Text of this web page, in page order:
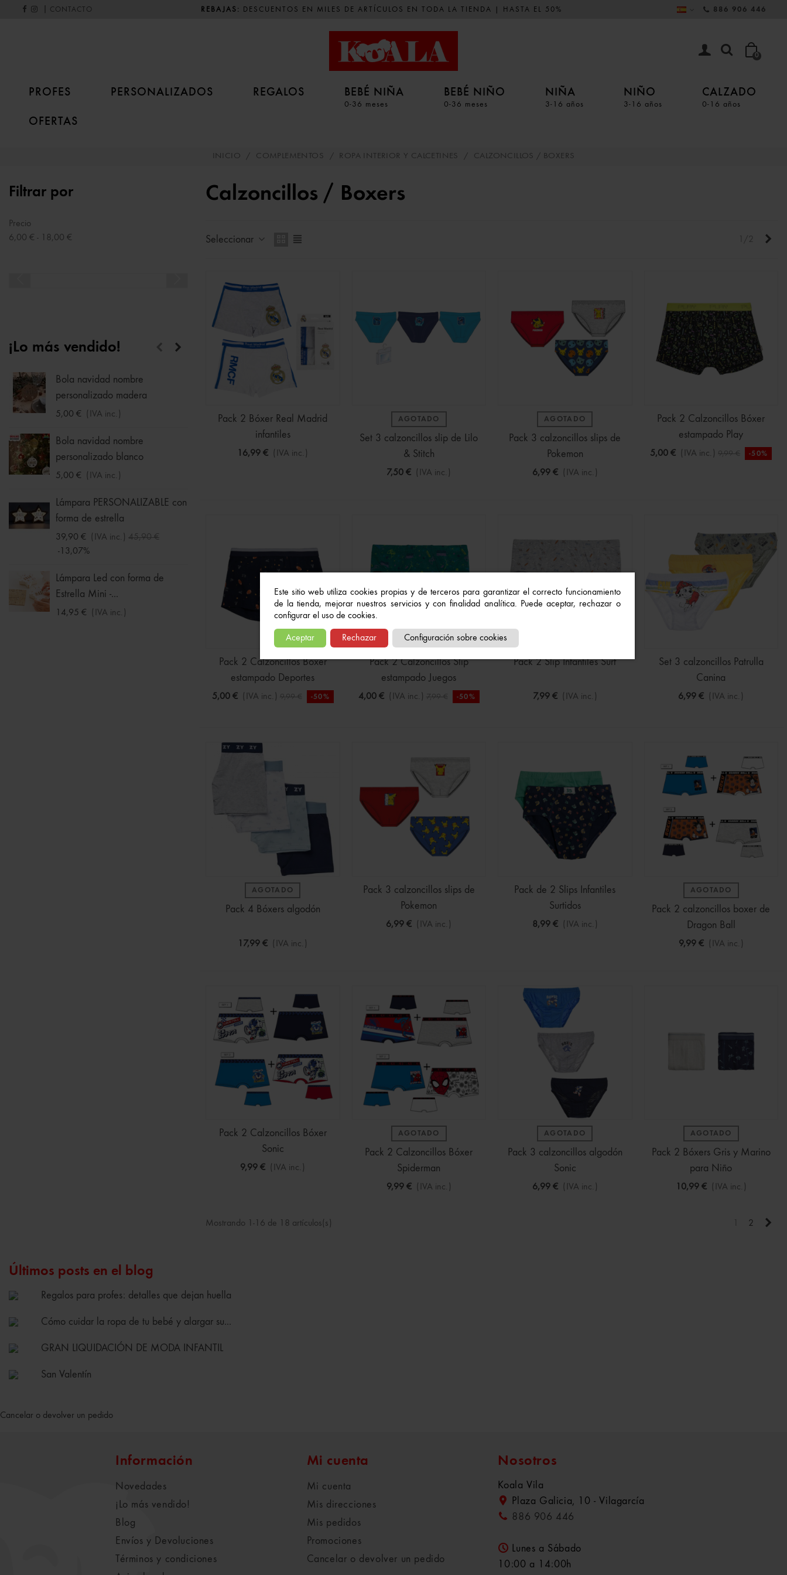
Este sitio web utiliza cookies propias y de terceros para garantizar el correcto funcionamiento
de la tienda, mejorar nuestros servicios y con finalidad analítica. Puede aceptar, rechazar o
configurar el uso de cookies.
Aceptar Rechazar Configuración sobre cookies
CONTACTO REBAJAS: DESCUENTOS EN MILES DE ARTÍCULOS EN TODA LA TIENDA | HASTA EL 50% 886 906 446
0
PROFES PERSONALIZADOS REGALOS BEBÉ NIÑA
0-36 meses
BEBÉ NIÑO
0-36 meses
NIÑA
3-16 años
NIÑO
3-16 años
CALZADO
0-16 años
OFERTAS
INICIO / COMPLEMENTOS / ROPA INTERIOR Y CALCETINES / CALZONCILLOS / BOXERS
Filtrar por
Precio
6,00 € - 18,00 €
¡Lo más vendido!
Bola navidad nombre
personalizado madera
5,00 € (IVA inc.)
Bola navidad nombre
personalizado blanco
5,00 € (IVA inc.)
Lámpara PERSONALIZABLE con
forma de estrella
39,90 € (IVA inc.)
45,90 €
-13,07%
Lámpara Led con forma de
Estrella Mini -...
14,95 € (IVA inc.)
Calcetines Bluey Surtidos
Hucha CAJA FUERTE colores
33,95 € (IVA inc.)
Chaleco En Azul Marino Para
Niña
11,19 € (IVA inc.) 15,99 €
Calzoncillos / Boxers
Seleccionar 1/2
Pack 2 Bóxer Real Madrid
infantiles
16,99 € (IVA inc.)
AGOTADO
Set 3 calzoncillos slip de Lilo
& Stitch
7,50 € (IVA inc.)
AGOTADO
Pack 3 calzoncillos slips de
Pokemon
6,99 € (IVA inc.)
Pack 2 Calzoncillos Bóxer
estampado Play
5,00 € (IVA inc.) 9,99 € -50%
Pack 2 Calzoncillos Bóxer
estampado Deportes
5,00 € (IVA inc.) 9,99 € -50%
Pack 2 Calzoncillos Slip
estampado Juegos
4,00 € (IVA inc.) 7,99 € -50%
Pack 2 Slip Infantiles Surf
7,99 € (IVA inc.)
Set 3 calzoncillos Patrulla
Canina
6,99 € (IVA inc.)
AGOTADO
Pack 4 Bóxers algodón
17,99 € (IVA inc.)
Pack 3 calzoncillos slips de
Pokemon
6,99 € (IVA inc.)
Pack de 2 Slips Infantiles
Surtidos
8,99 € (IVA inc.)
AGOTADO
Pack 2 calzoncillos boxer de
Dragon Ball
9,99 € (IVA inc.)
Pack 2 Calzoncillos Bóxer
Sonic
9,99 € (IVA inc.)
AGOTADO
Pack 2 Calzoncillos Bóxer
Spiderman
9,99 € (IVA inc.)
AGOTADO
Pack 3 calzoncillos algodón
Sonic
6,99 € (IVA inc.)
AGOTADO
Pack 2 Bóxers Gris y Marino
para Niño
10,99 € (IVA inc.)
Mostrando 1-16 de 18 artículos(s) 2
Últimos posts en el blog
Regalos para profes: detalles que dejan huella
Cómo cuidar la ropa de tu bebé y alargar su...
GRAN LIQUIDACIÓN DE MODA INFANTIL
San Valentín
Cancelar o devolver un pedido
Información
Novedades
¡Lo más vendido!
Blog
Envíos y Devoluciones
Términos y condiciones
Mi cuenta
Mi cuenta
Mis direcciones
Mis pedidos
Promociones
Cancelar o devolver un pedido
Nosotros
Koala Vila
Plaza Galicia, 10 - Vilagarcía
886 906 446
Lunes a Sábado
10:00 a 14:00h